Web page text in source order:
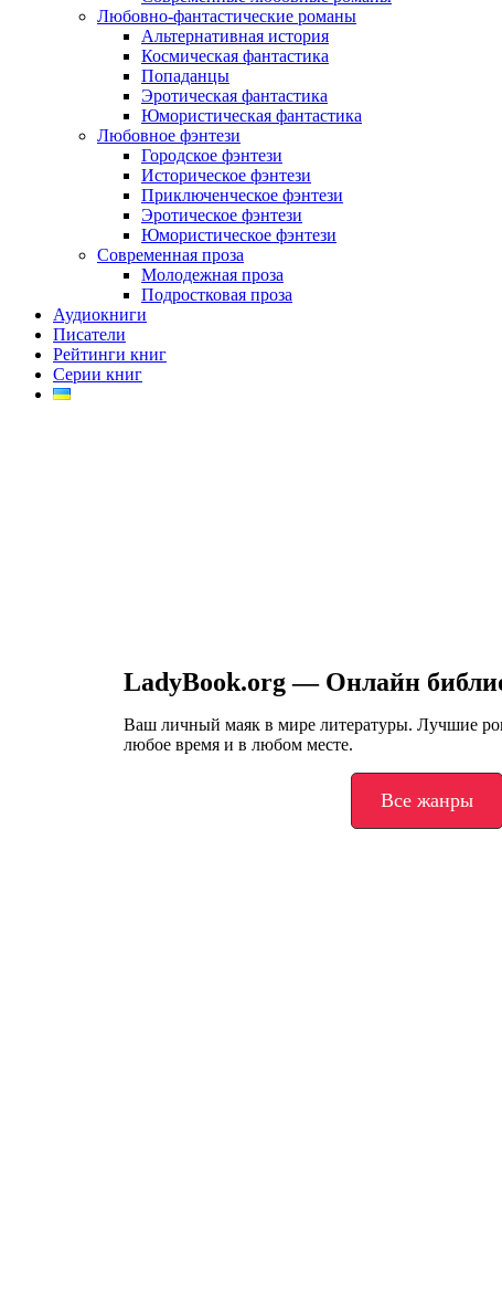
Любовно-фантастические романы
Альтернативная история
Космическая фантастика
Попаданцы
Эротическая фантастика
Юмористическая фантастика
Любовное фэнтези
Городское фэнтези
Историческое фэнтези
Приключенческое фэнтези
Эротическое фэнтези
Юмористическое фэнтези
Современная проза
Молодежная проза
Подростковая проза
Аудиокниги
Писатели
Рейтинги книг
Серии книг
LadyBook.org — Онлайн
Ваш личный маяк в мире литературы. Лучшие
любое время и в любом месте.
Все жанры